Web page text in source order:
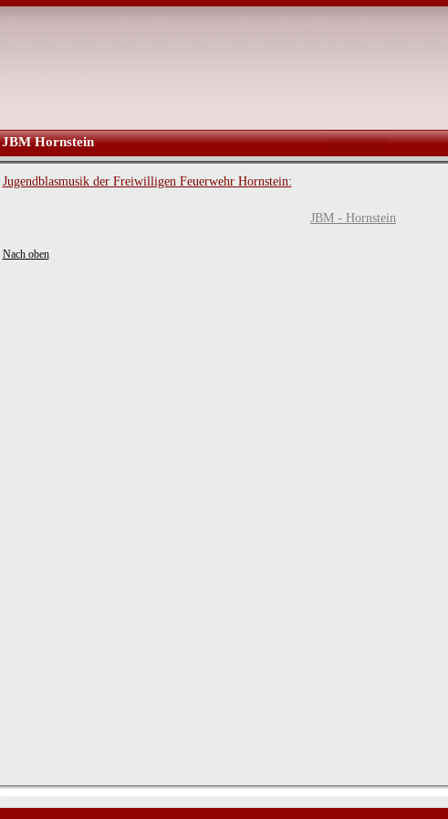
JBM Hornstein
Jugendblasmusik der Freiwilligen Feuerwehr Hornstein:
JBM - Hornstein
Nach oben